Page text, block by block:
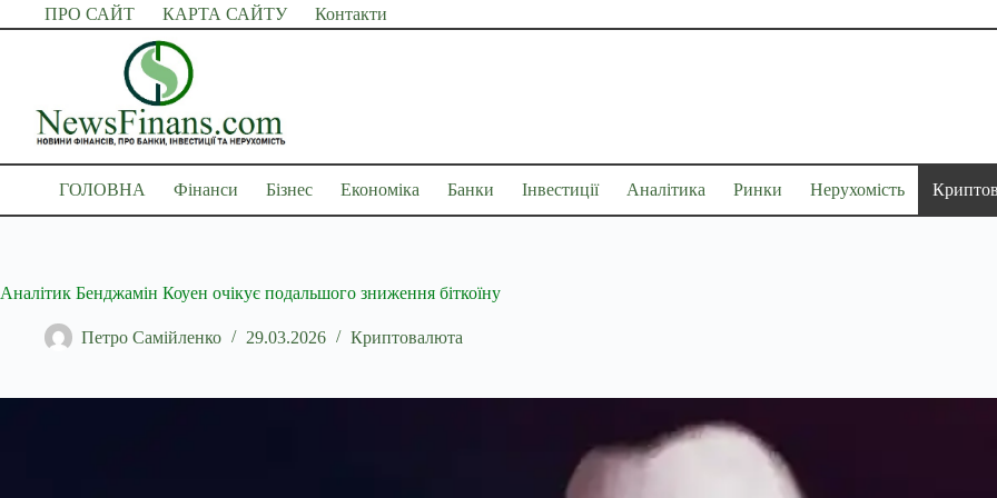
Перейти
до
ПРО САЙТ КАРТА САЙТУ Контакти
ГОЛОВНА Фінанси Бізнес Економіка Банки Інвестиції Аналітика Ринки Нерухомість
Аналітик Бенджамін Коуен очікує подальшого зниження біткоїну
Петро Самійленко 29.03.2026 Криптовалюта